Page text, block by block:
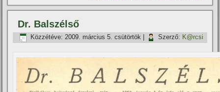
Dr. Balszélső
Közzétéve: 2009. március 5. csütörtök Szerző: K@rcsi